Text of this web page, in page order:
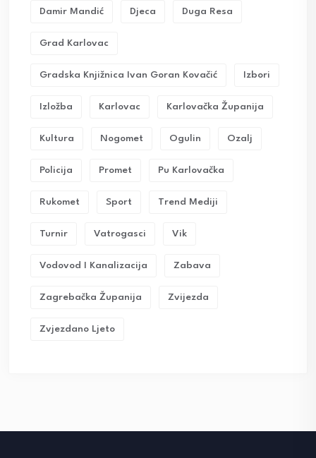
Damir Mandić Djeca Duga Resa
Grad Karlovac
Gradska Knjižnica Ivan Goran Kovačić Izbori
Izložba Karlovac Karlovačka Županija
Kultura Nogomet Ogulin Ozalj
Policija Promet Pu Karlovačka
Rukomet Sport Trend Mediji
Turnir Vatrogasci Vik
Vodovod I Kanalizacija Zabava
Zagrebačka Županija Zvijezda
Zvjezdano Ljeto